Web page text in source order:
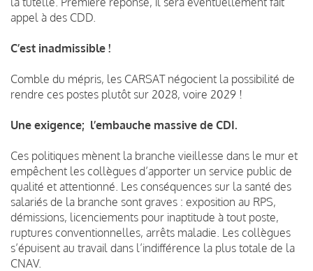
appel à des CDD.
C’est inadmissible !
Comble du mépris, les CARSAT négocient la possibilité de
rendre ces postes plutôt sur 2028, voire 2029 !
Une exigence; l’embauche massive de CDI.
Ces politiques mènent la branche vieillesse dans le mur et
empêchent les collègues d’apporter un service public de
qualité et attentionné. Les conséquences sur la santé des
salariés de la branche sont graves : exposition au RPS,
démissions, licenciements pour inaptitude à tout poste,
ruptures conventionnelles, arrêts maladie. Les collègues
s’épuisent au travail dans l’indifférence la plus totale de la
CNAV.